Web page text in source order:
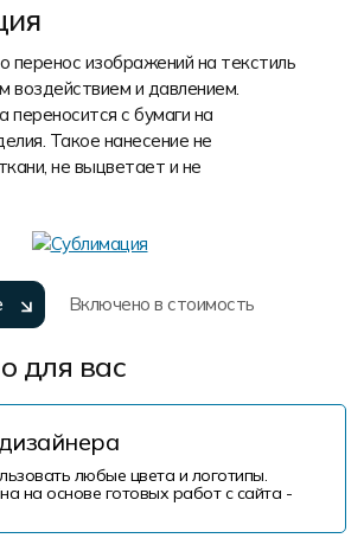
перенос изображений на текстиль
воздействием и давлением.
переносится с бумаги на
Такое нанесение не
не выцветает и не
Включено в стоимость
для вас
любые цвета и логотипы.
на основе готовых работ с сайта -